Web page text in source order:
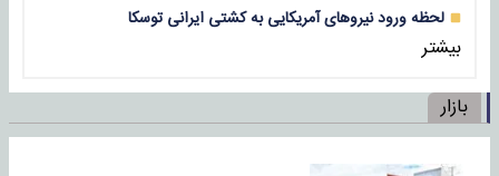
لحظه ورود نیروهای آمریکایی به کشتی ایرانی توسکا
بیشتر
بازار